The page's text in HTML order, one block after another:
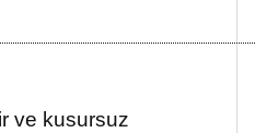
ve kusursuz